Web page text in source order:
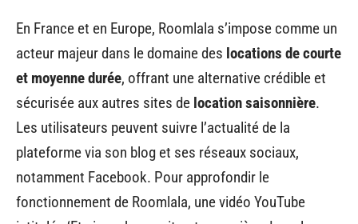
En France et en Europe, Roomlala s’impose comme un
acteur majeur dans le domaine des locations de courte
et moyenne durée, offrant une alternative crédible et
sécurisée aux autres sites de location saisonnière.
Les utilisateurs peuvent suivre l’actualité de la
plateforme via son blog et ses réseaux sociaux,
notamment Facebook. Pour approfondir le
fonctionnement de Roomlala, une vidéo YouTube